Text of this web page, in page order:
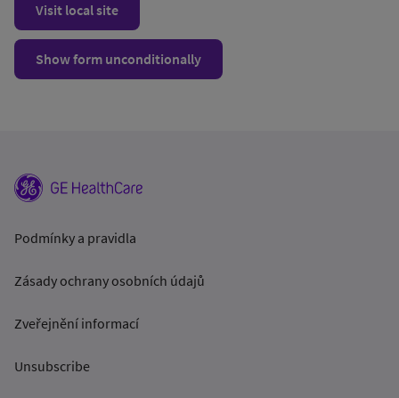
Visit local site
Show form unconditionally
Podmínky a pravidla
Zásady ochrany osobních údajů
Zveřejnění informací
Unsubscribe